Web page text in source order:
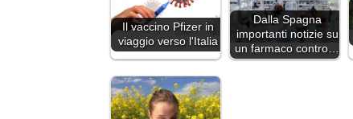
Il vaccino Pfizer in
viaggio verso l'Italia
Dalla Spagna
importanti notizie su
un farmaco contro…